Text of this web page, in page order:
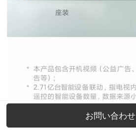
お問い合わせ